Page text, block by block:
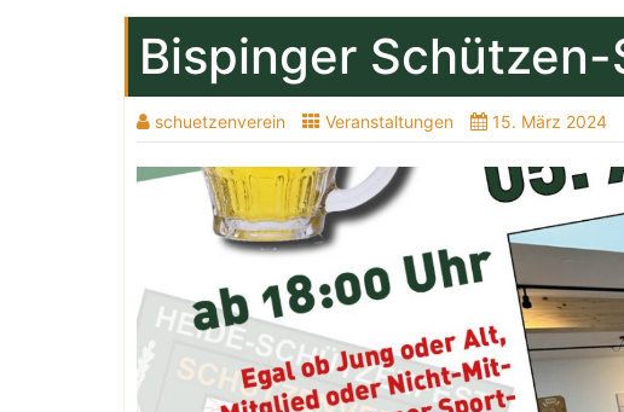
Bispinger
schuetzenverein Veranstaltungen 15. März 2024